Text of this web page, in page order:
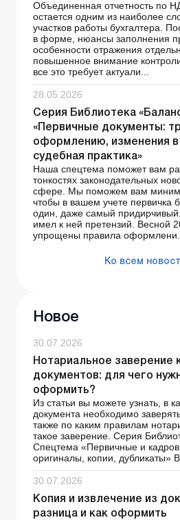
Объединенная отчетность по
остается одним из наиболее
участков работы бухгалтера.
в форме, нюансы заполнения
особенности отражения
повышенное внимание
все это требует актуали...
28.05.2026
Серия Библиотека
«Первичные документы:
оформлению, изменения в
судебная практика»
Наша спецтема поможет вам
тонкостях законодательных
сфере. Мы поможем вам
чтобы в вашем учете первичка
один, даже самый
имел к ней претензий. Весной
упрощены правила
Ко всем
Новое
30.07.2026
Нотариальное заверение
документов: для чего
оформить?
Из статьи вы можете узнать, в
документа необходимо
также по каким правилам
такое заверение. Серия
Спецтема «Первичные и
оригиналы, копии, дубликаты»
30.07.2026
Копия и извлечение из
разница и как оформить